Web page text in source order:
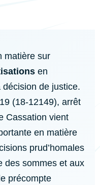
matière sur
en
décision de justice.
(18-12149), arrêt
Cassation vient
en matière
prud’homales
des sommes et aux
précompte